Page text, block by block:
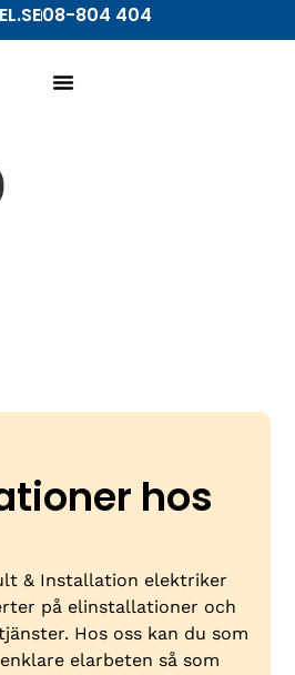
08-804 404
hos
& Installation elektriker
på elinstallationer och
Hos oss kan du som
elarbeten så som